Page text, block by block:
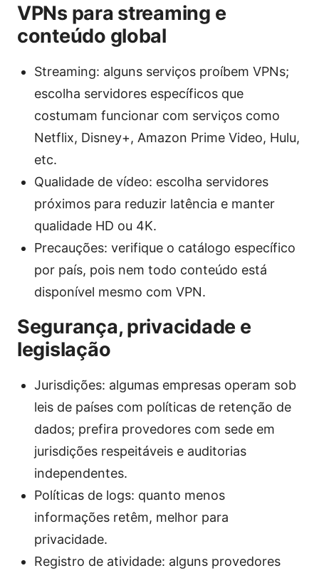
VPNs para streaming e
conteúdo global
Streaming: alguns serviços proíbem VPNs;
escolha servidores específicos que
costumam funcionar com serviços como
Netflix, Disney+, Amazon Prime Video, Hulu,
etc.
Qualidade de vídeo: escolha servidores
próximos para reduzir latência e manter
qualidade HD ou 4K.
Precauções: verifique o catálogo específico
por país, pois nem todo conteúdo está
disponível mesmo com VPN.
Segurança, privacidade e
legislação
Jurisdições: algumas empresas operam sob
leis de países com políticas de retenção de
dados; prefira provedores com sede em
jurisdições respeitáveis e auditorias
independentes.
Políticas de logs: quanto menos
informações retêm, melhor para
privacidade.
Registro de atividade: alguns provedores